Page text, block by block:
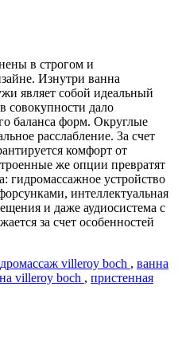
в строгом и
Изнутри ванна
являет собой идеальный
совокупности дало
баланса форм. Округлые
расслабление. За счет
комфорт от
же опции превратят
гидромассажное устройство
интеллектуальная
и даже аудиосистема с
за счет особенностей
villeroy boch , ванна
villeroy boch , пристенная